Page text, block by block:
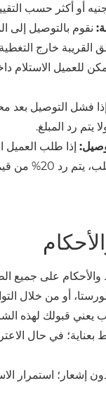
نقوم بالتوصيل إلى
القريبة خارج
للعميل الاستلام
يتم رد المبلغ.
دقيقة من إتمام
على جميع
أو من خلال
قبولك لهذه
في حال
استمرار